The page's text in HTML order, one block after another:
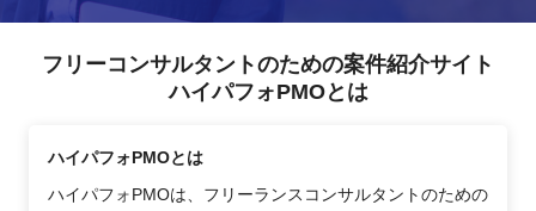
フリーコンサルタントのための案件紹介サイト
ハイパフォPMOとは
ハイパフォPMOとは
ハイパフォPMOは、フリーランスコンサルタントのための